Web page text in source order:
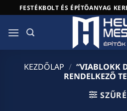
to
content
FESTÉKBOLT ÉS ÉPÍTŐANYAG
KEZDŐLAP / “VIABLOKK
RENDELKEZŐ